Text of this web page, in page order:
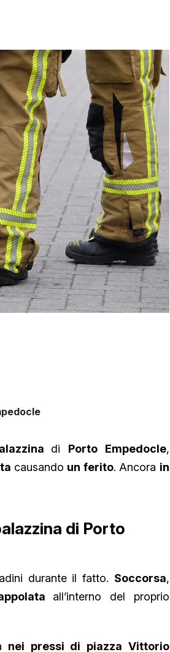
di Porto Empedocle,
causando un ferito. Ancora in
di Porto
durante il fatto. Soccorsa,
all’interno del proprio
nei pressi di piazza Vittorio